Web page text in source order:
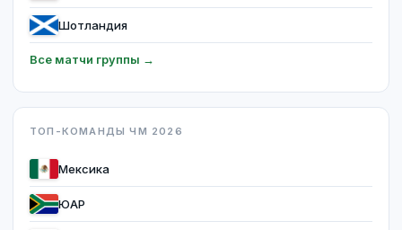
Шотландия
Все матчи группы →
ТОП-КОМАНДЫ ЧМ 2026
Мексика
ЮАР